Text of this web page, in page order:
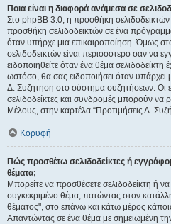
Ποια είναι η διαφορά ανάμεσα σε
Στο phpBB 3.0, η προσθήκη
προσθήκη σελιδοδεικτών σε ένα
όταν υπήρχε μια επικαιροποίηση. Όμως
σελιδοδεικτών είναι περισσότερο σαν να
ειδοποιηθείτε όταν ένα θέμα
ωστόσο, θα σας ειδοποιήσει όταν υπάρχει
Δ. Συζήτηση στο σύστημα συζητήσεων. Οι
σελιδοδείκτες και συνδρομές μπορούν
Μέλους, στην καρτέλα “Προτιμήσεις Δ.
Κορυφή
Πώς προσθέτω σελιδοδείκτες ή
θέματα;
Μπορείτε να προσθέσετε σελιδοδείκτη ή
συγκεκριμένο θέμα, πατώντας στον
θέματος", στο επάνω και κάτω μέρος
Απαντώντας σε ένα θέμα με σημειωμένη